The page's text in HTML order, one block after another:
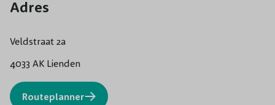
Adres
Veldstraat 2a
4033 AK Lienden
Routeplanner